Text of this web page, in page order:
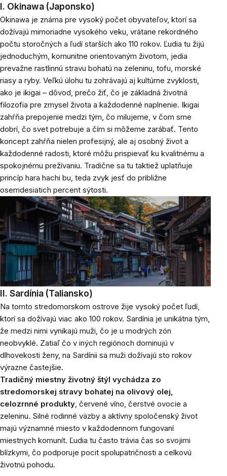
I. Okinawa (Japonsko)
Okinawa je známa pre vysoký počet obyvateľov, ktorí sa
dožívajú mimoriadne vysokého veku, vrátane rekordného
počtu storočných a ľudí starších ako 110 rokov. Ľudia tu žijú
jednoduchým, komunitne orientovaným životom, jedia
prevažne rastlinnú stravu bohatú na zeleninu, tofu, morské
riasy a ryby. Veľkú úlohu tu zohrávajú aj kultúrne zvyklosti,
ako je ikigai – dôvod, prečo žiť, čo je základná životná
filozofia pre zmysel života a každodenné naplnenie. Ikigai
zahŕňa prepojenie medzi tým, čo milujeme, v čom sme
dobrí, čo svet potrebuje a čím si môžeme zarábať. Tento
koncept zahŕňa nielen profesijný, ale aj osobný život a
každodenné radosti, ktoré môžu prispievať ku kvalitnému a
spokojnému prežívaniu. Tradične sa tu taktiež uplatňuje
princíp hara hachi bu, teda zvyk jesť do približne
osemdesiatich percent sýtosti.
II. Sardínia (Taliansko)
Na tomto stredomorskom ostrove žije vysoký počet ľudí,
ktorí sa dožívajú viac ako 100 rokov. Sardínia je unikátna tým,
že medzi nimi vynikajú muži, čo je u modrých zón
neobvyklé. Zatiaľ čo v iných regiónoch dominujú v
dlhovekosti ženy, na Sardínii sa muži dožívajú sto rokov
výrazne častejšie.
Tradičný miestny životný štýl vychádza zo
stredomorskej stravy bohatej na olivový olej,
celozrnné produkty, červené víno, čerstvé ovocie a
zeleninu. Silné rodinné väzby a aktívny spoločenský život
majú významné miesto v každodennom fungovaní
miestnych komunít. Ľudia tu často trávia čas so svojimi
blízkymi, čo podporuje pocit spolupatričnosti a celkovú
životnú pohodu.